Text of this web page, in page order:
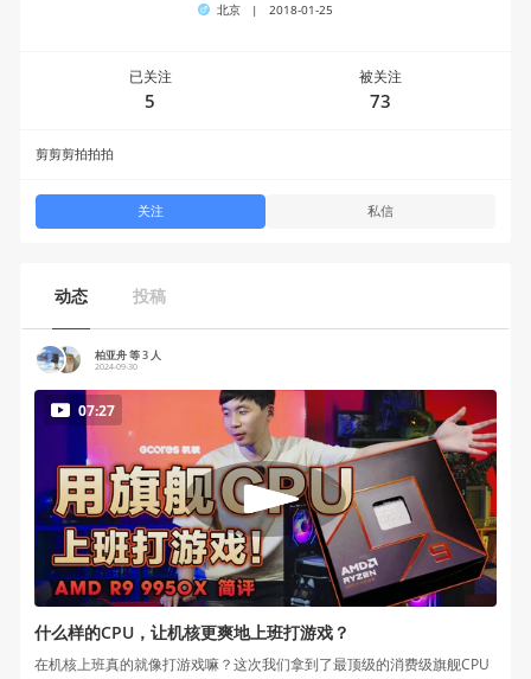
动态 投稿
柏亚舟 等 3 人
2024-09-30
07:27
什么样的CPU，让机核更爽地上班打游戏？
在机核上班真的就像打游戏嘛？这次我们拿到了最顶级的消费级旗舰CPU
北京 | 2018-01-25
已关注
5
被关注
73
剪剪剪拍拍拍
关注 私信